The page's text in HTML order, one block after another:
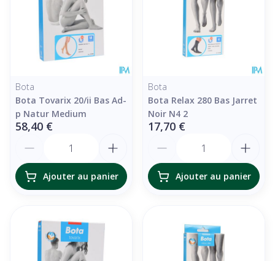
Bota
Bota Tovarix 20/ii Bas Ad-
p Natur Medium
58,40 €
Ajouter au panier
Bota
Bota Relax 280 Bas Jarret
Noir N4 2
17,70 €
Ajouter au panier